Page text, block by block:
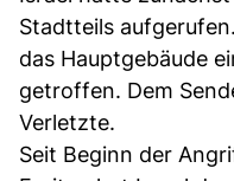
Stadtteils
das Hauptgebäude
getroffen. Dem
Verletzte.
Seit Beginn der